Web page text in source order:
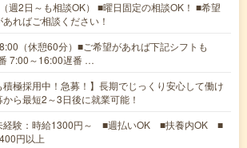
週2日～も相談OK） ■曜日固定の相談OK！ ■希望
ればご相談ください！
（休憩60分）■ご希望があれば下記シフトも
7:00～16:00遅番 …
積極採用中！急募！】長期でじっくり安心して働け
から最短2～3日後に就業可能！
経験：時給1300円～ ■週払いOK ■扶養内OK ■
円以上